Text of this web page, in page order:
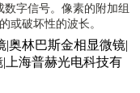
字信号。像素的附加组
或破坏性的波长。